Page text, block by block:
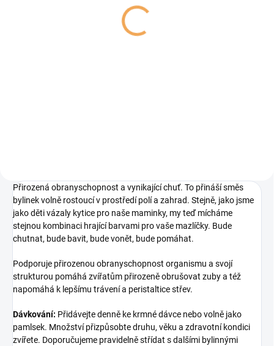
Přirozená obranyschopnost a vynikající chuť. To přináší směs
bylinek volně rostoucí v prostředí polí a zahrad. Stejně, jako jsme
jako děti vázaly kytice pro naše maminky, my teď mícháme
stejnou kombinaci hrající barvami pro vaše mazlíčky. Bude
chutnat, bude bavit, bude vonět, bude pomáhat.
Podporuje přirozenou obranyschopnost organismu a svojí
strukturou pomáhá zvířatům přirozeně obrušovat zuby a též
napomáhá k lepšímu trávení a peristaltice střev.
Dávkování: Přidávejte denně ke krmné dávce nebo volně jako
pamlsek. Množství přizpůsobte druhu, věku a zdravotní kondici
zvířete. Doporučujeme pravidelně střídat s dalšími bylinnými